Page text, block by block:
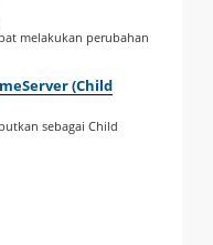
melakukan perubahan
(Child
sebagai Child